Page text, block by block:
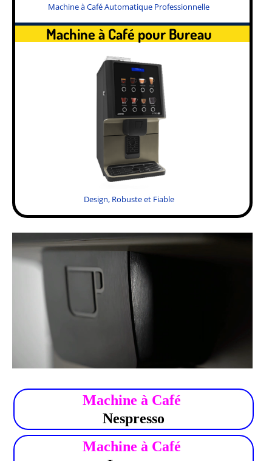
Machine à Café Automatique Professionnelle
Machine à Café pour Bureau
Design, Robuste et Fiable
Machine à Café
Nespresso
Machine à Café